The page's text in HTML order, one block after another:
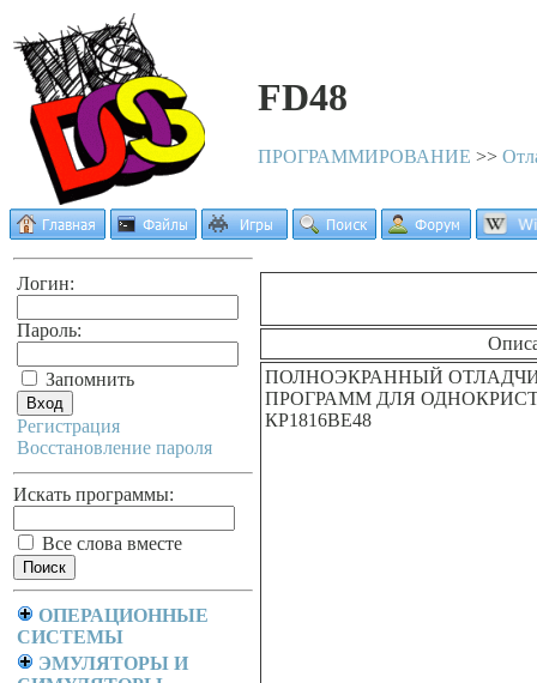
FD48
ПРОГРАММИРОВАНИЕ >>
Логин:
Пароль:
Запомнить
Регистрация
Восстановление пароля
Искать программы:
Все слова вместе
ОПЕРАЦИОННЫЕ
СИСТЕМЫ
ЭМУЛЯТОРЫ И
ПОЛНОЭКРАННЫЙ
ПРОГРАММ ДЛЯ
КР1816ВЕ48